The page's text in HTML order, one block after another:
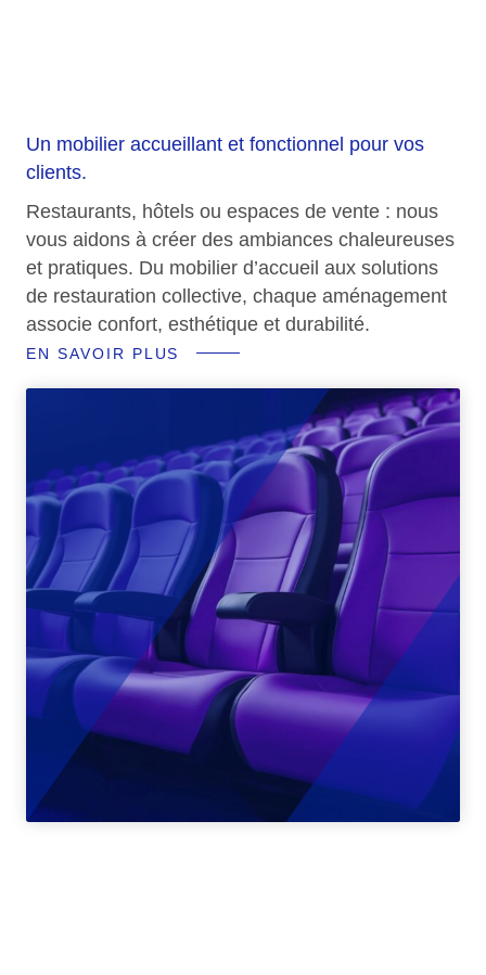
Un mobilier accueillant et fonctionnel pour vos
clients.
Restaurants, hôtels ou espaces de vente : nous
vous aidons à créer des ambiances chaleureuses
et pratiques. Du mobilier d’accueil aux solutions
de restauration collective, chaque aménagement
associe confort, esthétique et durabilité.
EN SAVOIR PLUS